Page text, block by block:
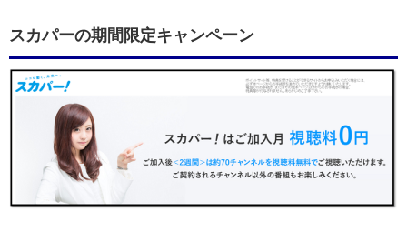
スカパーの期間限定キャンペーン